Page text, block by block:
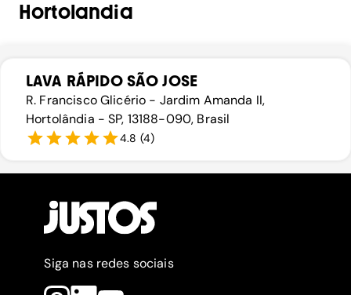
Hortolandia
LAVA RÁPIDO SÃO JOSE
R. Francisco Glicério - Jardim Amanda II,
Hortolândia - SP, 13188-090, Brasil
4.8 (4)
Siga nas redes sociais